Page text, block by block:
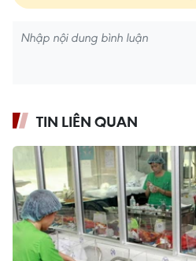
TIN LIÊN QUAN